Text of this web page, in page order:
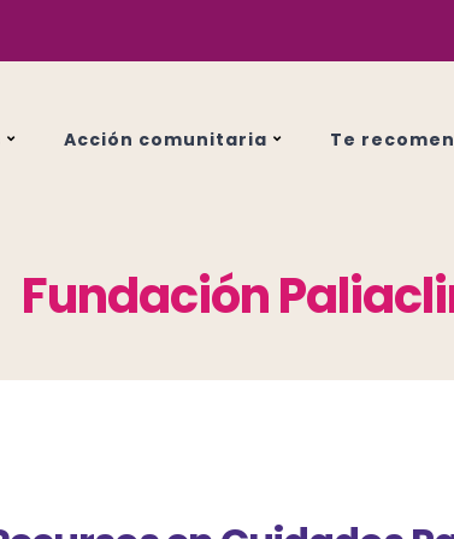
Acción comunitaria Te
Fundación